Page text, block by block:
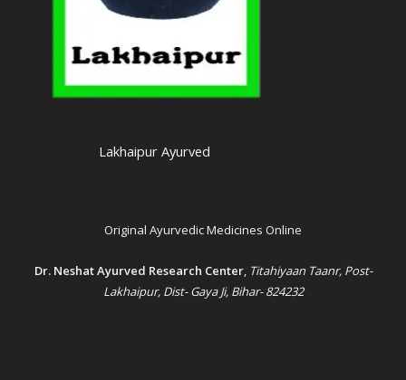
Lakhaipur Ayurved
Original Ayurvedic Medicines Online
Dr. Neshat Ayurved Research Center, Titahiyaan Taanr, Post-
Lakhaipur, Dist- Gaya Ji, Bihar- 824232